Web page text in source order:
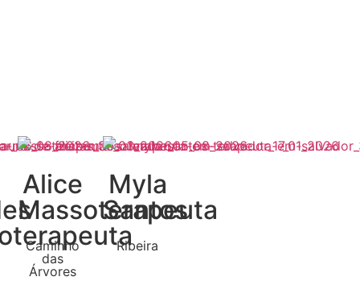
Alice
Massoterapeuta
Caminho
das
Árvores
Myla
Santos
Ribeira